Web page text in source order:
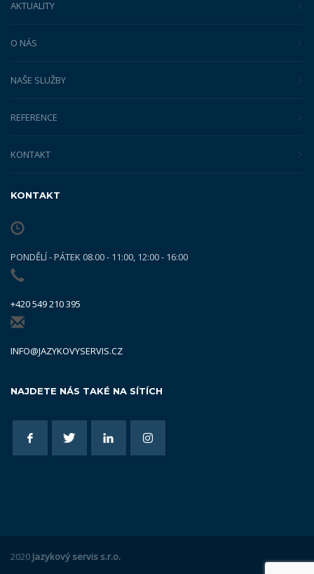
AKTUALITY
O NÁS
NAŠE SLUŽBY
REFERENCE
KONTAKT
KONTAKT
PONDĚLÍ - PÁTEK 08.00 - 11:00, 12:00 - 16:00
+420 549 210 395
INFO@JAZYKOVYSERVIS.CZ
NAJDETE NÁS TAKÉ NA SÍTÍCH
2020 Jazykový servis s.r.o.